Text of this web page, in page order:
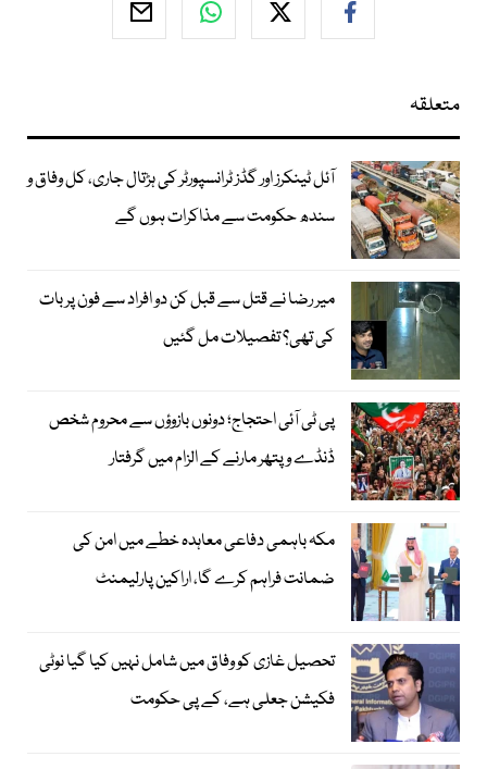
متعلقہ
آئل ٹینکرز اور گڈز ٹرانسپورٹر کی ہڑتال جاری، کل وفاق و
سندھ حکومت سے مذاکرات ہوں گے
میر رضا نے قتل سے قبل کن دو افراد سے فون پر بات
کی تھی؟ تفصیلات مل گئیں
پی ٹی آئی احتجاج؛ دونوں بازوؤں سے محروم شخص
ڈنڈے و پتھر مارنے کے الزام میں گرفتار
مکہ باہمی دفاعی معاہدہ خطے میں امن کی
ضمانت فراہم کرے گا، اراکین پارلیمنٹ
تحصیل غازی کو وفاق میں شامل نہیں کیا گیا نوٹی
فکیشن جعلی ہے، کے پی حکومت